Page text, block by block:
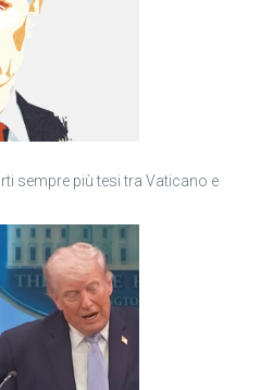
sempre più tesi tra Vaticano e